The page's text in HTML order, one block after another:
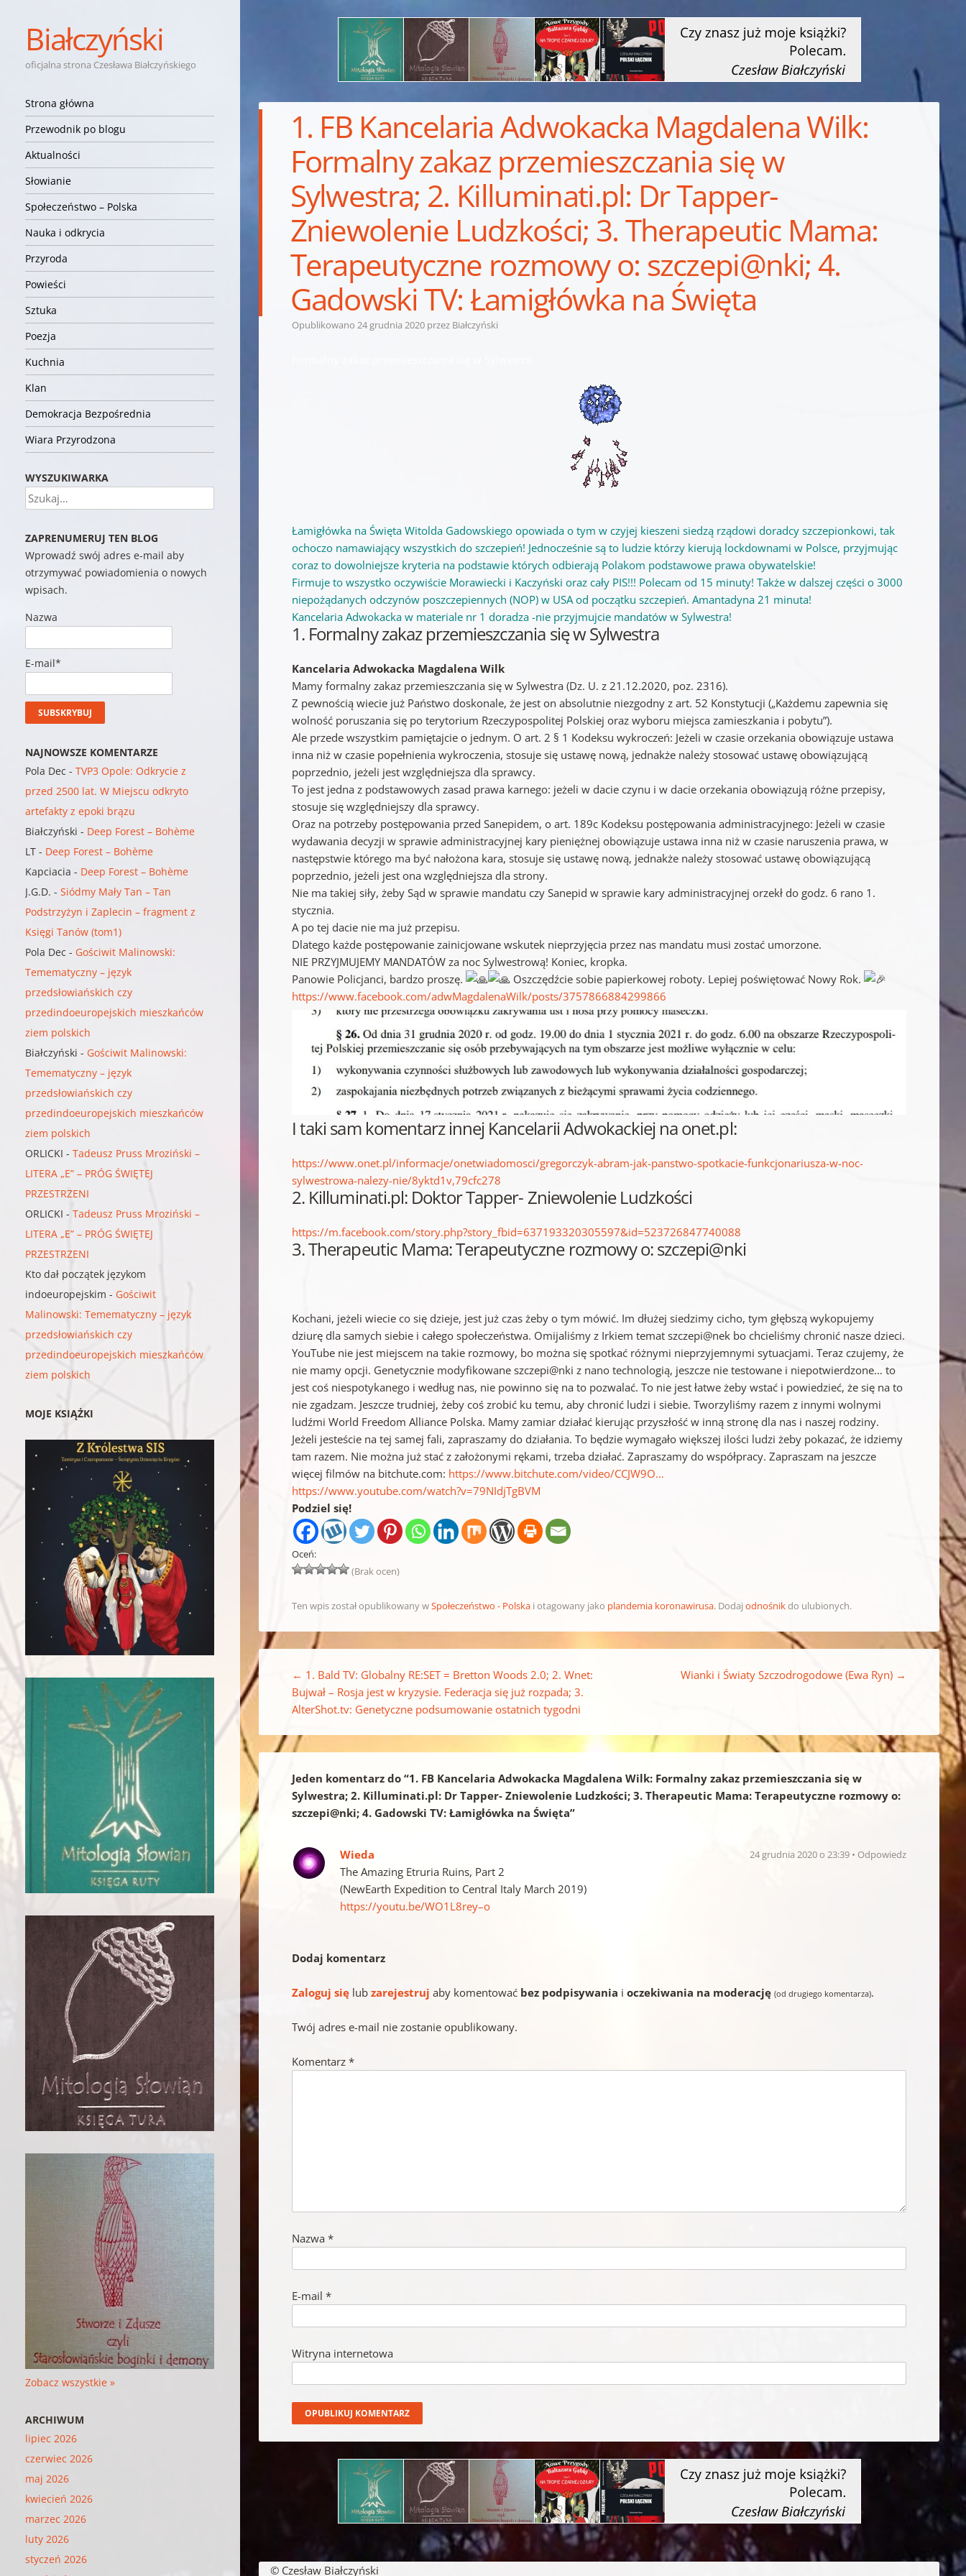
Białczyński
oficjalna strona Czesława Białczyńskiego
Nawigacja
Przejdź do treści
Strona główna
Przewodnik po blogu
Aktualności
Słowianie
Społeczeństwo – Polska
Nauka i odkrycia
Przyroda
Powieści
Sztuka
Poezja
Kuchnia
Klan
Demokracja Bezpośrednia
Wiara Przyrodzona
1. FB Kancelaria Adwokacka Magdalena Wilk:
Formalny zakaz przemieszczania się w
Sylwestra; 2. Killuminati.pl: Dr Tapper-
Zniewolenie Ludzkości; 3. Therapeutic Mama:
Terapeutyczne rozmowy o: szczepi@nki; 4.
Gadowski TV: Łamigłówka na Święta
Opublikowano24 grudnia 2020 przez Białczyński
Łamigłówka na Święta Witolda Gadowskiego opowiada o tym w czyjej kieszeni siedzą rządowi doradcy szczepionkowi, tak
ochoczo namawiający wszystkich do szczepień! Jednocześnie są to ludzie którzy kierują lockdownami w Polsce, przyjmując
coraz to dowolniejsze kryteria na podstawie których odbierają Polakom podstawowe prawa obywatelskie!
Firmuje to wszystko oczywiście Morawiecki i Kaczyński oraz cały PIS!!! Polecam od 15 minuty! Także w dalszej części o 3000
niepożądanych odczynów poszczepiennych (NOP) w USA od początku szczepień. Amantadyna 21 minuta!
Kancelaria Adwokacka w materiale nr 1 doradza -nie przyjmujcie mandatów w Sylwestra!
1. Formalny zakaz przemieszczania się w Sylwestra
Kancelaria Adwokacka Magdalena Wilk
Mamy formalny zakaz przemieszczania się w Sylwestra (Dz. U. z 21.12.2020, poz. 2316).
Z pewnością wiecie już Państwo doskonale, że jest on absolutnie niezgodny z art. 52 Konstytucji („Każdemu zapewnia się
wolność poruszania się po terytorium Rzeczypospolitej Polskiej oraz wyboru miejsca zamieszkania i pobytu”).
Ale przede wszystkim pamiętajcie o jednym. O art. 2 § 1 Kodeksu wykroczeń: Jeżeli w czasie orzekania obowiązuje ustawa
inna niż w czasie popełnienia wykroczenia, stosuje się ustawę nową, jednakże należy stosować ustawę obowiązującą
poprzednio, jeżeli jest względniejsza dla sprawcy.
To jest jedna z podstawowych zasad prawa karnego: jeżeli w dacie czynu i w dacie orzekania obowiązują różne przepisy,
stosuje się względniejszy dla sprawcy.
Oraz na potrzeby postępowania przed Sanepidem, o art. 189c Kodeksu postępowania administracyjnego: Jeżeli w czasie
wydawania decyzji w sprawie administracyjnej kary pieniężnej obowiązuje ustawa inna niż w czasie naruszenia prawa, w
następstwie którego ma być nałożona kara, stosuje się ustawę nową, jednakże należy stosować ustawę obowiązującą
poprzednio, jeżeli jest ona względniejsza dla strony.
Nie ma takiej siły, żeby Sąd w sprawie mandatu czy Sanepid w sprawie kary administracyjnej orzekł do godz. 6 rano 1.
stycznia.
A po tej dacie nie ma już przepisu.
Dlatego każde postępowanie zainicjowane wskutek nieprzyjęcia przez nas mandatu musi zostać umorzone.
NIE PRZYJMUJEMY MANDATÓW za noc Sylwestrową! Koniec, kropka.
Panowie Policjanci, bardzo proszę.
Oszczędźcie sobie papierkowej roboty. Lepiej poświętować Nowy Rok.
https://www.facebook.com/adwMagdalenaWilk/posts/3757866884299866
I taki sam komentarz innej Kancelarii Adwokackiej na onet.pl:
https://www.onet.pl/informacje/onetwiadomosci/gregorczyk-abram-jak-panstwo-spotkacie-funkcjonariusza-w-noc-
sylwestrowa-nalezy-nie/8yktd1v,79cfc278
2. Killuminati.pl: Doktor Tapper- Zniewolenie Ludzkości
https://m.facebook.com/story.php?story_fbid=637193320305597&id=523726847740088
3. Therapeutic Mama: Terapeutyczne rozmowy o: szczepi@nki
Kochani, jeżeli wiecie co się dzieje, jest już czas żeby o tym mówić. Im dłużej siedzimy cicho, tym głębszą wykopujemy
dziurę dla samych siebie i całego społeczeństwa. Omijaliśmy z Irkiem temat szczepi@nek bo chcieliśmy chronić nasze dzieci.
YouTube nie jest miejscem na takie rozmowy, bo można się spotkać różnymi nieprzyjemnymi sytuacjami. Teraz czujemy, że
nie mamy opcji. Genetycznie modyfikowane szczepi@nki z nano technologią, jeszcze nie testowane i niepotwierdzone… to
jest coś niespotykanego i według nas, nie powinno się na to pozwalać. To nie jest łatwe żeby wstać i powiedzieć, że się na to
nie zgadzam. Jeszcze trudniej, żeby coś zrobić ku temu, aby chronić ludzi i siebie. Tworzyliśmy razem z innymi wolnymi
ludźmi World Freedom Alliance Polska. Mamy zamiar działać kierując przyszłość w inną stronę dla nas i naszej rodziny.
Jeżeli jesteście na tej samej fali, zapraszamy do działania. To będzie wymagało większej ilości ludzi żeby pokazać, że idziemy
tam razem. Nie można już stać z założonymi rękami, trzeba działać. Zapraszamy do współpracy. Zapraszam na jeszcze
więcej filmów na bitchute.com: https://www.bitchute.com/video/CCJW9O…
https://www.youtube.com/watch?v=79NIdjTgBVM
Podziel się!
Oceń:
(Brak ocen)
Ten wpis został opublikowany wSpołeczeństwo - Polska i otagowany jako plandemia koronawirusa. Dodajodnośnikdo ulubionych.
← 1. Bald TV: Globalny RE:SET = Bretton Woods 2.0; 2. Wnet:
Bujwał – Rosja jest w kryzysie. Federacja się już rozpada; 3.
AlterShot.tv: Genetyczne podsumowanie ostatnich tygodni
Wianki i Światy Szczodrogodowe (Ewa Ryn) →
Jeden komentarz do “1. FB Kancelaria Adwokacka Magdalena Wilk: Formalny zakaz przemieszczania się w
Sylwestra; 2. Killuminati.pl: Dr Tapper- Zniewolenie Ludzkości; 3. Therapeutic Mama: Terapeutyczne rozmowy o:
szczepi@nki; 4. Gadowski TV: Łamigłówka na Święta”
Wieda 24 grudnia 2020 o 23:39 Odpowiedz
The Amazing Etruria Ruins, Part 2
(NewEarth Expedition to Central Italy March 2019)
https://youtu.be/WO1L8rey–o
Dodaj komentarz
Zaloguj się lubzarejestruj aby komentować bez podpisywania ioczekiwania na moderację (od drugiego komentarza).
Twój adres e-mail nie zostanie opublikowany.
Komentarz*
Nazwa*
E-mail*
Witryna internetowa
WYSZUKIWARKA
Szukaj
ZAPRENUMERUJ TEN BLOG
Wprowadź swój adres e-mail aby
otrzymywać powiadomienia o nowych
wpisach.
Nazwa
E-mail*
NAJNOWSZE KOMENTARZE
Pola Dec -TVP3 Opole: Odkrycie z
przed 2500 lat. W Miejscu odkryto
artefakty z epoki brązu
Białczyński - Deep Forest – Bohème
LT - Deep Forest – Bohème
Kapciacia - Deep Forest – Bohème
J.G.D. -Siódmy Mały Tan – Tan
Podstrzyżyn i Zaplecin – fragment z
Księgi Tanów (tom1)
Pola Dec - Gościwit Malinowski:
Temematyczny – język
przedsłowiańskich czy
przedindoeuropejskich mieszkańców
ziem polskich
Białczyński - Gościwit Malinowski:
Temematyczny – język
przedsłowiańskich czy
przedindoeuropejskich mieszkańców
ziem polskich
ORLICKI -Tadeusz Pruss Mroziński –
LITERA „E” – PRÓG ŚWIĘTEJ
PRZESTRZENI
ORLICKI -Tadeusz Pruss Mroziński –
LITERA „E” – PRÓG ŚWIĘTEJ
PRZESTRZENI
Kto dał początek językom
indoeuropejskim - Gościwit
Malinowski: Temematyczny – język
przedsłowiańskich czy
przedindoeuropejskich mieszkańców
ziem polskich
MOJE KSIĄŻKI
Zobacz wszystkie »
ARCHIWUM
lipiec 2026
czerwiec 2026
maj 2026
kwiecień 2026
marzec 2026
luty 2026
styczeń 2026
© Czesław Białczyński